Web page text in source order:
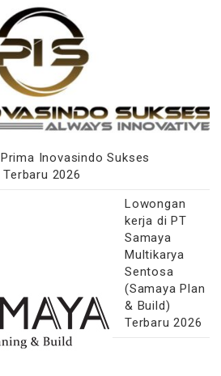
Inovasindo Sukses
Terbaru 2026
Lowongan
kerja di PT
Samaya
Multikarya
Sentosa
(Samaya Plan
& Build)
Terbaru 2026